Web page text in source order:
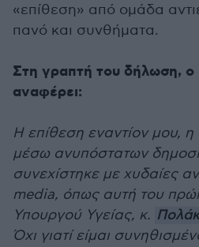
«επίθεση» από ομάδα
πανό και συνθήματα.
Στη γραπτή του δήλωση,
αναφέρει:
Η επίθεση εναντίον μου, η
μέσω ανυπόστατων
συνεχίστηκε με χυδαίες
media, όπως αυτή του
Υπουργού Υγείας, κ.
Όχι γιατί είμαι